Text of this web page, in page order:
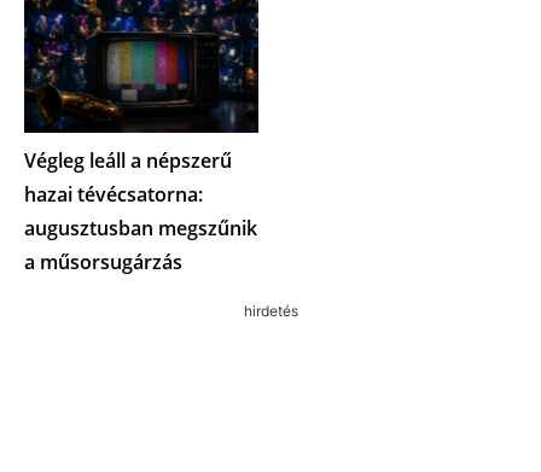
Végleg leáll a népszerű
hazai tévécsatorna:
augusztusban megszűnik
a műsorsugárzás
hirdetés